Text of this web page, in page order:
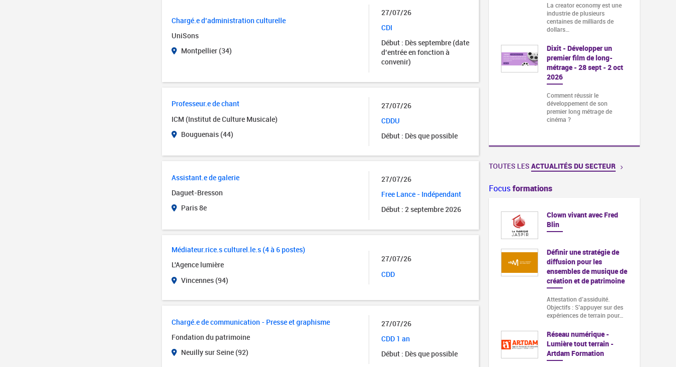
Chargé.e d’administration culturelle
UniSons
Montpellier (34)
27/07/26
CDI
Début : Dès septembre (date
d’entrée en fonction à
convenir)
Professeur.e de chant
ICM (Institut de Culture Musicale)
Bouguenais (44)
27/07/26
CDDU
Début : Dès que possible
Assistant.e de galerie
Daguet-Bresson
Paris 8e
27/07/26
Free Lance - Indépendant
Début : 2 septembre 2026
Médiateur.rice.s culturel.le.s (4 à 6 postes)
L'Agence lumière
Vincennes (94)
27/07/26
CDD
Chargé.e de communication - Presse et graphisme
Fondation du patrimoine
Neuilly sur Seine (92)
27/07/26
CDD 1 an
Début : Dès que possible
La creator economy est une
industrie de plusieurs
centaines de milliards de
dollars…
Dixit - Développer un
premier film de long-
métrage - 28 sept - 2 oct
2026
Comment réussir le
développement de son
premier long métrage de
cinéma ?
TOUTES LES ACTUALITÉS DU SECTEUR
Focusformations
Clown vivant avec Fred
Blin
Définir une stratégie de
diffusion pour les
ensembles de musique de
création et de patrimoine
Attestation d’assiduité.
Objectifs : S’appuyer sur des
expériences de terrain pour…
Réseau numérique -
Lumière tout terrain -
Artdam Formation